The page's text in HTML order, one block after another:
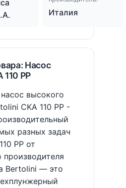
Италия
Насос
110 PP
высокого
CKA 110 PP -
разных задач
PP от
производителя
Bertolini — это